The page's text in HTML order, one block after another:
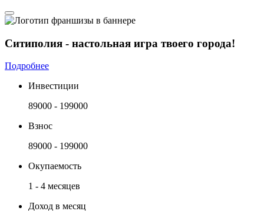
Ситиполия - настольная игра твоего города!
Подробнее
Инвестиции
89000 - 199000
Взнос
89000 - 199000
Окупаемость
1 - 4 месяцев
Доход в месяц